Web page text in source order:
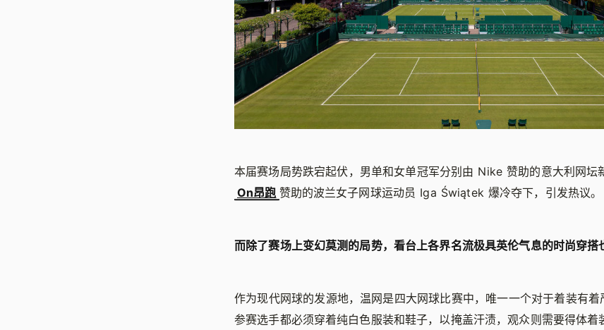
本届赛场局势跌宕起伏，男单和女单冠军分别由 Nike 赞助的意大利网
On昂跑 赞助的波兰女子网球运动员 Iga Świątek 爆冷夺下，引发热议。
而除了赛场上变幻莫测的局势，看台上各界名流极具英伦气息的时尚穿搭
作为现代网球的发源地，温网是四大网球比赛中，唯一一个对于着装有
参赛选手都必须穿着纯白色服装和鞋子，以掩盖汗渍，观众则需要得体着